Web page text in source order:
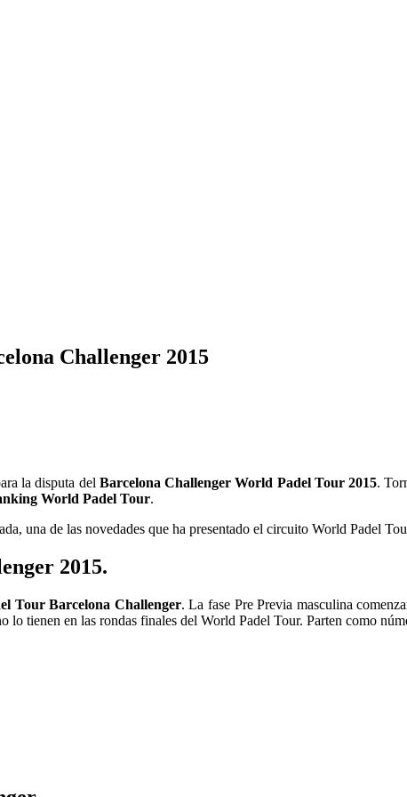
Challenger 2015
la disputa del Barcelona Challenger World Padel Tour 2015.
World Padel Tour.
una de las novedades que ha presentado el circuito World Padel
2015.
Tour Barcelona Challenger. La fase Pre Previa masculina
lo tienen en las rondas finales del World Padel Tour. Parten como